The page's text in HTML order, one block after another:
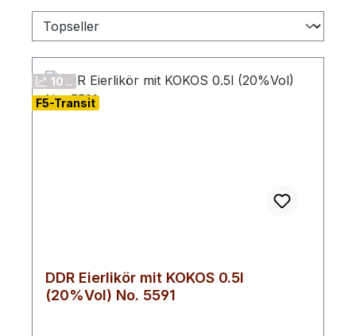
10 ..
F5-Transit
DDR Eierlikör mit KOKOS 0.5l
(20%Vol) No. 5591